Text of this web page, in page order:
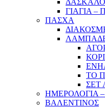
ΓΙΑΓΙΑ
ΠΑΣΧΑ
ΤΟ
ΣΕΤ
ΗΜΕΡΟΛΟΓΙΑ
ΒΑΛΕΝΤΙΝΟΣ